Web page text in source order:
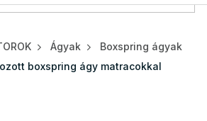
Ágyak
Boxspring ágyak
boxspring ágy matracokkal